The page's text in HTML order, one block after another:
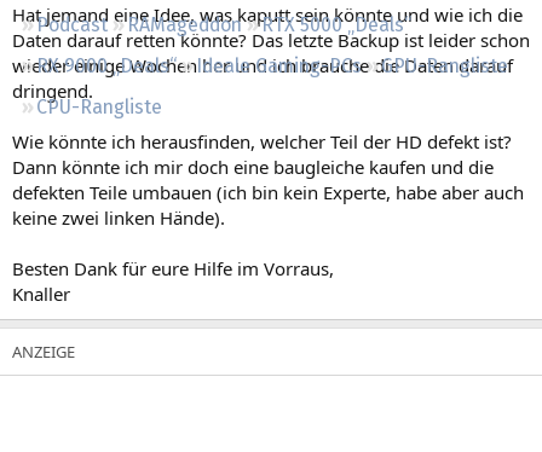
Podcast RAMageddon
RTX 5000 „Deals“
RX 9000 „Deals“
Ideale Gaming-PCs
GPU-Rangliste
CPU-Rangliste
Hat jemand eine Idee, was kaputt sein könnte und wie ich die
Daten darauf retten könnte? Das letzte Backup ist leider schon
wieder einige Wochen her und ich brauche die Daten darauf
dringend.
Wie könnte ich herausfinden, welcher Teil der HD defekt ist?
Dann könnte ich mir doch eine baugleiche kaufen und die
defekten Teile umbauen (ich bin kein Experte, habe aber auch
keine zwei linken Hände).
Besten Dank für eure Hilfe im Vorraus,
Knaller